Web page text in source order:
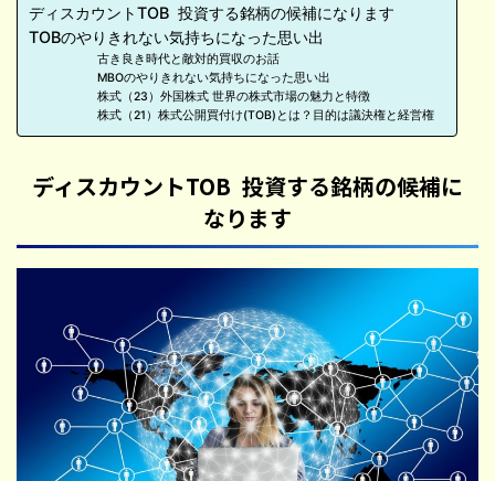
ディスカウントTOB 投資する銘柄の候補になります
TOBのやりきれない気持ちになった思い出
古き良き時代と敵対的買収のお話
MBOのやりきれない気持ちになった思い出
株式（23）外国株式 世界の株式市場の魅力と特徴
株式（21）株式公開買付け(TOB)とは？目的は議決権と経営権
ディスカウントTOB 投資する銘柄の候補に
なります